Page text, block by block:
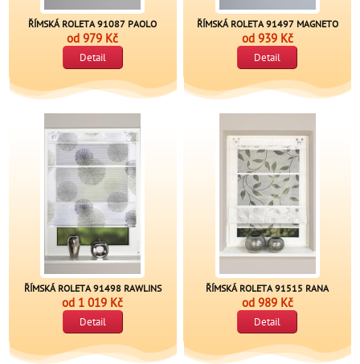
ŘÍMSKÁ ROLETA 91087 PAOLO
od979 Kč
Detail
ŘÍMSKÁ ROLETA 91497 MAGNETO
od 939 Kč
Detail
ŘÍMSKÁ ROLETA 91498 RAWLINS
od 1 019 Kč
Detail
ŘÍMSKÁ ROLETA 91515 RANA
od 989 Kč
Detail